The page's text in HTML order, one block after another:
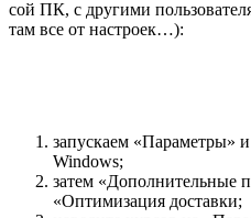
сой ПК, с другими
там все от настроек…):
запускаем «Параметры»
Windows;
затем «Дополнительные
«Оптимизация доставки;